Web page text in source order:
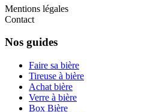
Mentions légales
Contact
Nos guides
Faire sa bière
Tireuse à bière
Achat bière
Verre à bière
Box Bière